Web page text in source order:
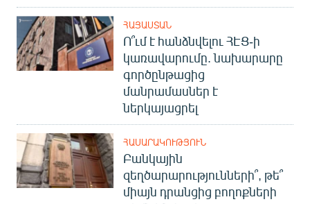
Русский
ՀԵՏԵՎԵՔ ՄԵԶ
«Ազատության» բոլոր կայքերը
ՀԱՅԱՍՏԱՆ
Ո՞ւմ է հանձնվելու ՀԷՑ-ի
կառավարումը. նախարարը
գործընթացից
մանրամասներ է
ներկայացրել
ՀԱՍԱՐԱԿՈՒԹՅՈՒՆ
Բանկային
զեղծարարությունների՞, թե՞
միայն դրանցից բողոքների